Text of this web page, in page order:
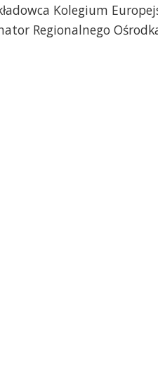
Kolegium
Regionalnego